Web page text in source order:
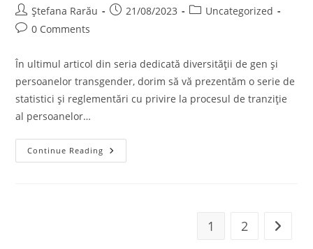
Ștefana Rarău 21/08/2023
Uncategorized
0 Comments
În ultimul articol din seria dedicată diversității de gen și
persoanelor transgender, dorim să vă prezentăm o serie de
statistici și reglementări cu privire la procesul de tranziție
al persoanelor…
Continue Reading
1 2